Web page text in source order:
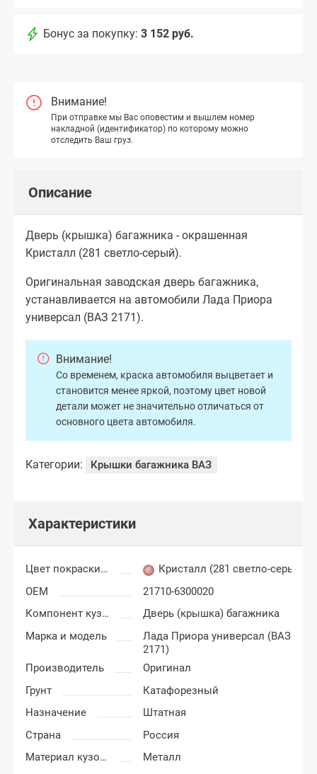
Бонус за покупку: 3 152 руб.
Внимание!
При отправке мы Вас оповестим и вышлем номер
накладной (идентификатор) по которому можно
отследить Ваш груз.
Описание
Дверь (крышка) багажника - окрашенная
Кристалл (281 светло-серый).
Оригинальная заводская дверь багажника,
устанавливается на автомобили Лада Приора
универсал (ВАЗ 2171).
Внимание!
Со временем, краска автомобиля выцветает и
становится менее яркой, поэтому цвет новой
детали может не значительно отличаться от
основного цвета автомобиля.
Категории: Крышки багажника ВАЗ
Характеристики
Цвет покраски Лада Приора
Кристалл (281 светло-серый)
OEM
21710-6300020
Компонент кузова
Дверь (крышка) багажника
Марка и модель
Лада Приора универсал (ВАЗ
2171)
Производитель
Оригинал
Грунт
Катафорезный
Назначение
Штатная
Страна
Россия
Материал кузовных деталей
Металл